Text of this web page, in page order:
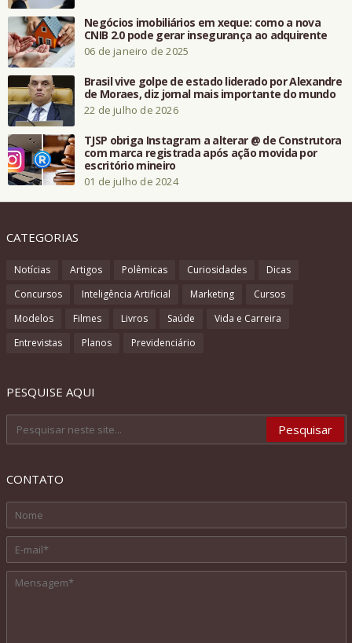
Negócios imobiliários em xeque: como a nova
CNIB 2.0 pode gerar insegurança ao adquirente
06 de janeiro de 2025
Brasil vive golpe de estado liderado por Alexandre
de Moraes, diz jornal mais importante do mundo
22 de julho de 2026
TJSP obriga Instagram a alterar @ de Construtora
com marca registrada após ação movida por
escritório mineiro
01 de julho de 2024
CATEGORIAS
Notícias Artigos Polêmicas Curiosidades
Dicas
Concursos
Inteligência Artificial Marketing
Cursos
Modelos
Filmes Livros Saúde
Vida e Carreira
Entrevistas
Planos Previdenciário
PESQUISE AQUI
CONTATO